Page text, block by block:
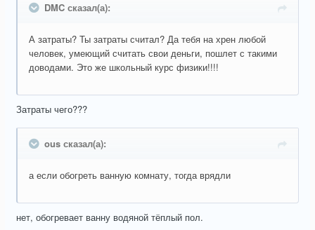
DMC сказал(а):
А затраты? Ты затраты считал? Да тебя на хрен любой
человек, умеющий считать свои деньги, пошлет с такими
доводами. Это же школьный курс физики!!!!
Затраты чего???
ous сказал(а):
а если обогреть ванную комнату, тогда врядли
нет, обогревает ванну водяной тёплый пол.